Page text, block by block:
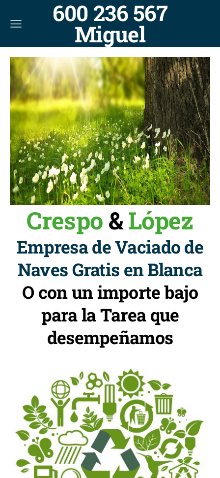
600 236 567
Miguel
Crespo &López
Empresa de Vaciado de
Naves Gratis en Blanca
O con un importe bajo
para la Tarea que
desempeñamos